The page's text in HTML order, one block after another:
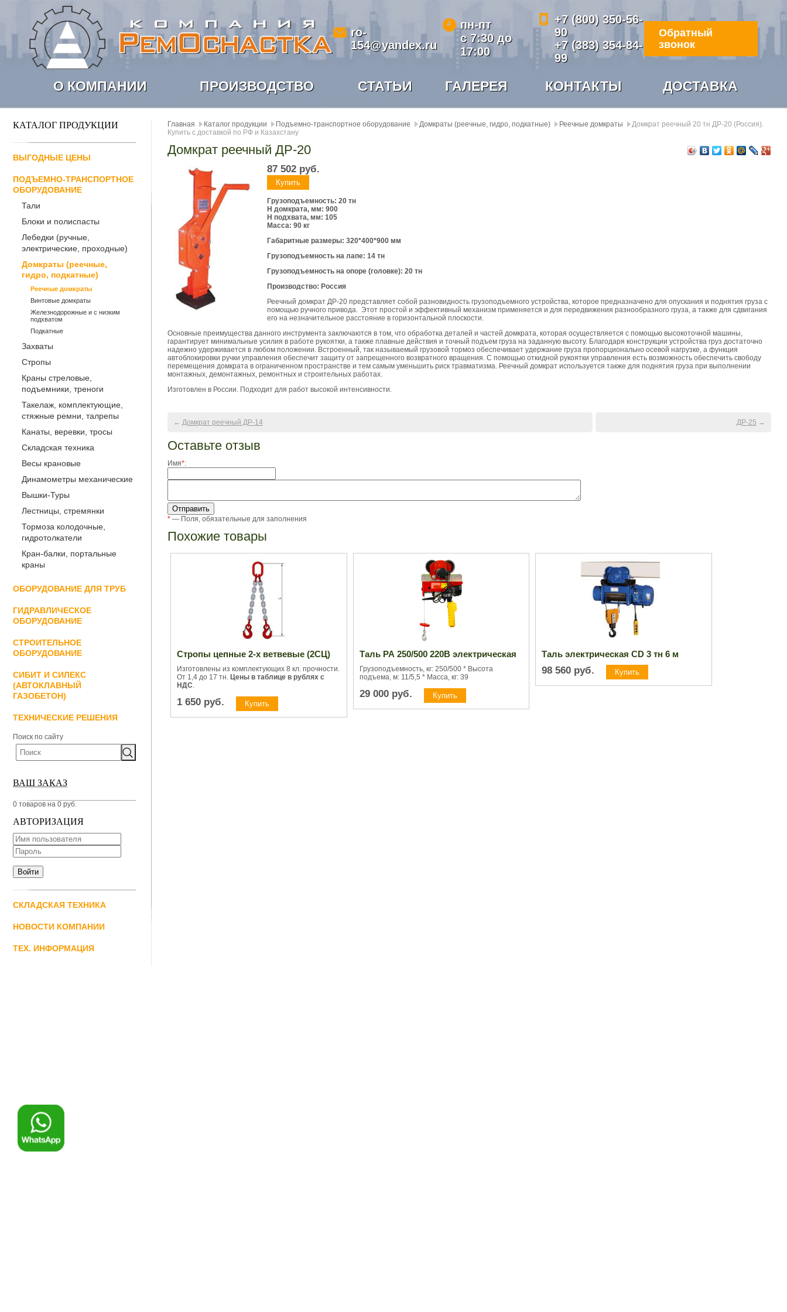
ro-
154@yandex.ru
пн-пт
с 7:30 до
17:00
+7 (800) 350-56-
90
+7 (383) 354-84-
99
Обратный
звонок
О КОМПАНИИ ПРОИЗВОДСТВО СТАТЬИ ГАЛЕРЕЯ КОНТАКТЫ ДОСТАВКА
КАТАЛОГ ПРОДУКЦИИ
ВЫГОДНЫЕ ЦЕНЫ
ПОДЪЕМНО-ТРАНСПОРТНОЕ
ОБОРУДОВАНИЕ
Тали
Блоки и полиспасты
Лебедки (ручные,
электрические, проходные)
Домкраты (реечные,
гидро, подкатные)
Реечные домкраты
Винтовые домкраты
Железнодорожные и с низким
подхватом
Подкатные
Захваты
Стропы
Краны стреловые,
подъемники, треноги
Такелаж, комплектующие,
стяжные ремни, талрепы
Канаты, веревки, тросы
Складская техника
Весы крановые
Динамометры механические
Вышки-Туры
Лестницы, стремянки
Тормоза колодочные,
гидротолкатели
Кран-балки, портальные
краны
ОБОРУДОВАНИЕ ДЛЯ ТРУБ
ГИДРАВЛИЧЕСКОЕ
ОБОРУДОВАНИЕ
СТРОИТЕЛЬНОЕ
ОБОРУДОВАНИЕ
СИБИТ И СИЛЕКС
(АВТОКЛАВНЫЙ
ГАЗОБЕТОН)
ТЕХНИЧЕСКИЕ РЕШЕНИЯ
Поиск по сайту
ВАШ ЗАКАЗ
0 товаров на 0 руб.
АВТОРИЗАЦИЯ
СКЛАДСКАЯ ТЕХНИКА
НОВОСТИ КОМПАНИИ
ТЕХ. ИНФОРМАЦИЯ
Главная Каталог продукции Подъемно-транспортное оборудование Домкраты (реечные, гидро, подкатные) Реечные домкраты
Домкрат реечный 20 тн ДР-20 (Россия).
Купить с доставкой по РФ и Казахстану
Домкрат реечный ДР-20
87 502 руб.
Грузоподъемность: 20 тн
Н домкрата, мм: 900
H подхвата, мм: 105
Масса: 90 кг
Габаритные размеры: 320*400*900 мм
Грузоподъемность на лапе: 14 тн
Грузоподъемность на опоре (головке): 20 тн
Производство: Россия
Реечный домкрат ДР-20 представляет собой разновидность грузоподъемного устройства, которое предназначено для опускания и поднятия груза с
помощью ручного привода. Этот простой и эффективный механизм применяется и для передвижения разнообразного груза, а также для сдвигания
его на незначительное расстояние в горизонтальной плоскости.
Основные преимущества данного инструмента заключаются в том, что обработка деталей и частей домкрата, которая осуществляется с помощью высокоточной машины,
гарантирует минимальные усилия в работе рукоятки, а также плавные действия и точный подъем груза на заданную высоту. Благодаря конструкции устройства груз достаточно
надежно удерживается в любом положении. Встроенный, так называемый грузовой тормоз обеспечивает удержание груза пропорционально осевой нагрузке, а функция
автоблокировки ручки управления обеспечит защиту от запрещенного возвратного вращения. С помощью откидной рукоятки управления есть возможность обеспечить свободу
перемещения домкрата в ограниченном пространстве и тем самым уменьшить риск травматизма. Реечный домкрат используется также для поднятия груза при выполнении
монтажных, демонтажных, ремонтных и строительных работах.
Изготовлен в России. Подходит для работ высокой интенсивности.
← Домкрат реечный ДР-14 ДР-25 →
Оставьте отзыв
Имя*:
* — Поля, обязательные для заполнения
Похожие товары
Стропы цепные 2-х ветвевые (2СЦ)
Изготовлены из комплектующих 8 кл. прочности.
От 1,4 до 17 тн. Цены в таблице в рублях с
НДС.
1 650 руб.
Таль РА 250/500 220В электрическая
Грузоподъемность, кг: 250/500 * Высота
подъема, м: 11/5,5 * Масса, кг: 39
29 000руб.
Таль электрическая CD 3 тн 6 м
98 560 руб.